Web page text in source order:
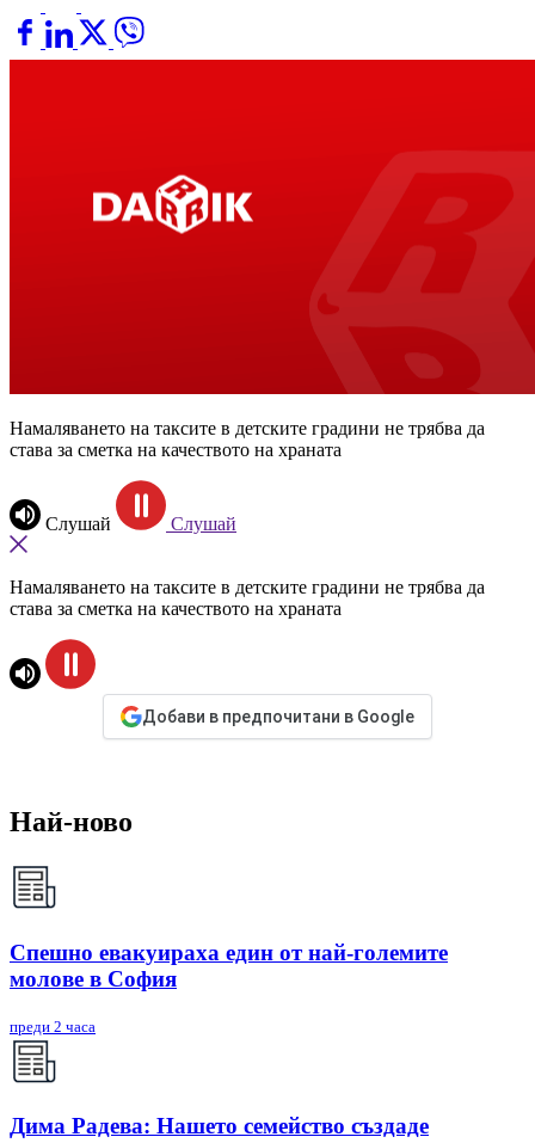
Намаляването на таксите в детските градини не трябва да
става за сметка на качеството на храната
Слушай Слушай
Намаляването на таксите в детските градини не трябва да
става за сметка на качеството на храната
Добави в предпочитани в Google
Най-ново
Спешно евакуираха един от най-големите
молове в София
преди 2 часа
Дима Радева: Нашето семейство създаде